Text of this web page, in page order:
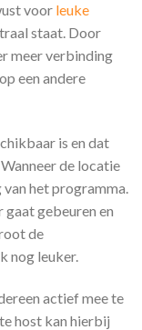
voor leuke
staat. Door
meer verbinding
een andere
is en dat
de locatie
het programma.
gebeuren en
de
nog leuker.
actief mee te
host kan hierbij